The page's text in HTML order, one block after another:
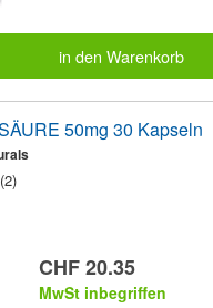
in den Warenkorb
50mg 30 Kapseln
(2)
CHF 20.35
MwSt inbegriffen